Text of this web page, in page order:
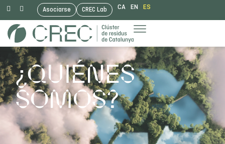
Saltar
al
contenido
Asociarse CREC Lab CA EN ES
¿QUIÉNES
SOMOS?